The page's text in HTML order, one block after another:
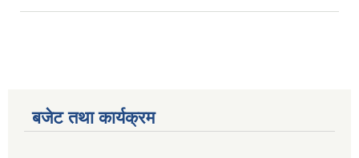
बजेट तथा कार्यक्रम